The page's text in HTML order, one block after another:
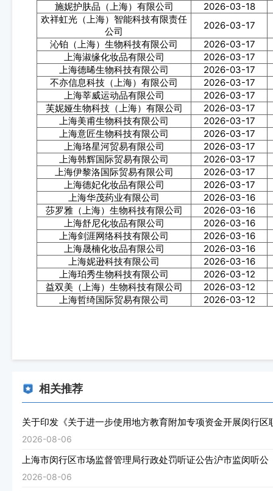
施妮护肤品（上海）有限公司
2026-03-18
欢祥虹光（上海）智能科技有限责任
公司
2026-03-17
沁铂（上海）生物科技有限公司
2026-03-17
上海淑缘化妆品有限公司
2026-03-17
上海德晞生物科技有限公司
2026-03-17
不亦信息科技（上海）有限公司
2026-03-17
上海莘威运动品有限公司
2026-03-17
芙妮娅生物科技（上海）有限公司
2026-03-17
上海美甫生物科技有限公司
2026-03-17
上海意匠生物科技有限公司
2026-03-17
上海珞星河贸易有限公司
2026-03-17
上海韩辉国际贸易有限公司
2026-03-17
上海伊黎洛国际贸易有限公司
2026-03-17
上海德妃化妆品有限公司
2026-03-17
上海华茂药业有限公司
2026-03-16
莎罗雅（上海）生物科技有限公司
2026-03-16
上海舒尼化妆品有限公司
2026-03-16
上海剑涯网络科技有限公司
2026-03-16
上海晟楠化妆品有限公司
2026-03-16
上海妮逊科技有限公司
2026-03-16
上海珀秀生物科技有限公司
2026-03-12
益双美（上海）生物科技有限公司
2026-03-12
上海哲绮国际贸易有限公司
2026-03-12
相关推荐
关于印发《关于进一步使用地方教育附加专项资金开展闵行
2026-08-06
上海市闵行区市场监督管理局行政处罚听证公告沪市监闵听
2026-08-06